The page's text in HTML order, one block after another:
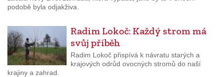
podobě byla odjakživa.
Radim Lokoč: Každý strom má
svůj příběh
Radim Lokoč přispívá k návratu starých a
krajových odrůd ovocných stromů do naší
krajiny a zahrad.